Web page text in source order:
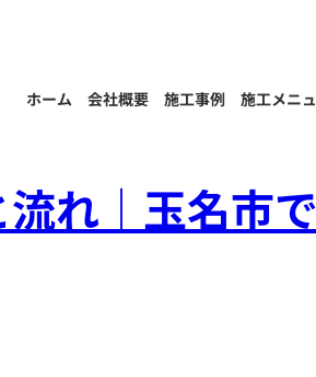
ホーム 会社概要 施工事例 施工メニ
れ｜玉名市